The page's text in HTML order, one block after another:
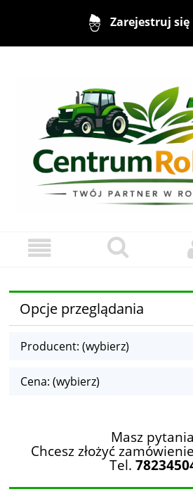
Zarejestruj się
Opcje przeglądania
Producent: (wybierz)
Cena: (wybierz)
Masz
Chcesz złożyć
Tel.